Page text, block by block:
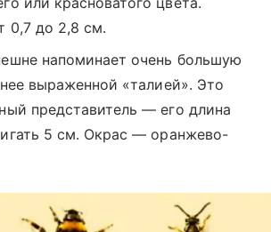
0,7 до 2,8 см.
напоминает очень большую
выраженной «талией». Это
представитель — его длина
5 см. Окрас — оранжево-